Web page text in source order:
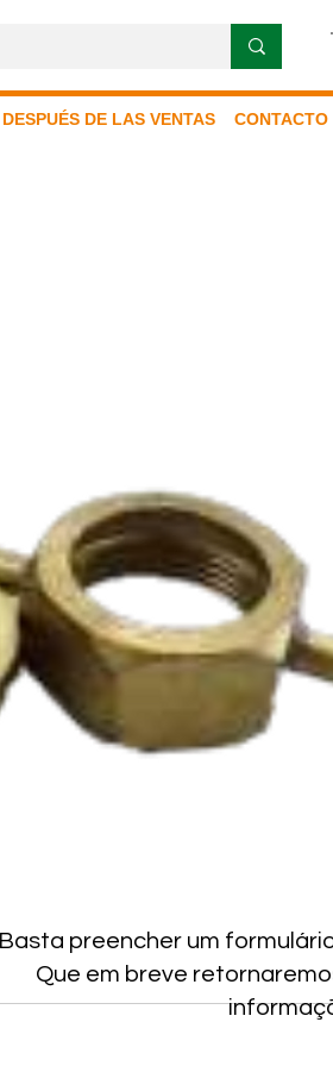
DESPUÉS DE LAS VENTAS CONTACTO
Basta preencher um
Que em breve